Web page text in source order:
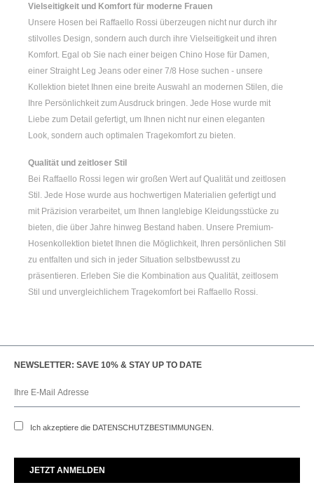
Vielseitigkeit und Komfort für moderne Frauen
Unsere Hosen bei Raffaello Rossi überzeugen nicht nur durch ihr
stilvolles Design, sondern auch durch ihre Vielseitigkeit und ihren
Komfort. Egal ob Sie nach einer beigen Chino Hose für Damen
einer Straight Leg Jeans oder einer 7/8 Hose suchen - unsere
Kollektion bietet Ihnen eine breite Auswahl an modernen Stilen, die
Ihre Persönlichkeit zum Ausdruck bringen. Jede Hose wurde mit
Liebe zum Detail gefertigt, um Ihnen nicht nur einen eleganten
Look, sondern auch optimalen Tragekomfort zu bieten.
Qualität und zeitloser Stil
Bei Raffaello Rossi legen wir großen Wert auf Qualität und zeitlosen
Stil. Jede Hose wurde aus hochwertigen Materialien gefertigt und
mit Präzision verarbeitet, um Ihnen langlebige Kleidungsstücke zu
bieten, die über Jahre hinweg Bestand haben. Unsere Premium-
Hosenkollektion bietet Ihnen die Möglichkeit, Ihren persönlichen Stil
zu entfalten und sich in jeder Situation selbstbewusst zu
präsentieren. Erleben Sie die Kombination aus Qualität, zeitlosem
Stil und unvergleichlichem Tragekomfort bei Raffaello Rossi.
NEWSLETTER: SAVE 10% & STAY UP TO DATE
Ich akzeptiere die DATENSCHUTZBESTIMMUNGEN